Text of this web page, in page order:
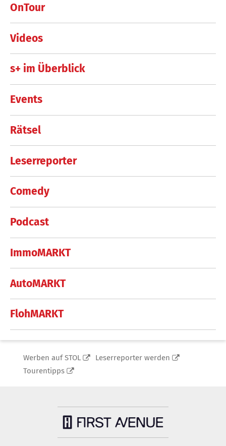
OnTour
Videos
s+ im Überblick
Events
Rätsel
Leserreporter
Comedy
Podcast
ImmoMARKT
AutoMARKT
FlohMARKT
Werben auf STOL
Leserreporter werden
Tourentipps